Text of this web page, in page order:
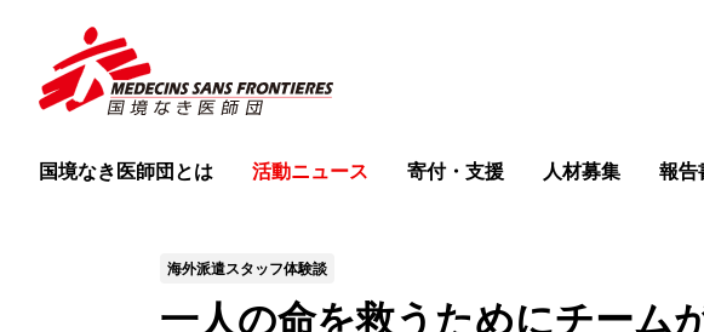
国境なき医師団とは 活動ニュース 寄付・支援 人材募集 報告
海外派遣スタッフ体験談
一人の命を救うためにチーム